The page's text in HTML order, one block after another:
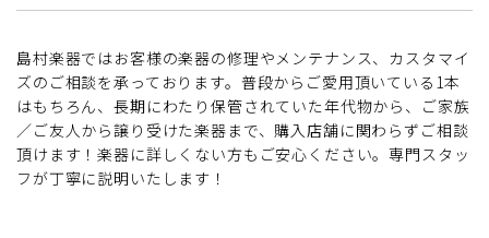
島村楽器ではお客様の楽器の修理やメンテナンス、カスタマイ
ズのご相談を承っております。普段からご愛用頂いている1本
はもちろん、長期にわたり保管されていた年代物から、ご家族
／ご友人から譲り受けた楽器まで、購入店舗に関わらずご相談
頂けます！楽器に詳しくない方もご安心ください。専門スタッ
フが丁寧に説明いたします！